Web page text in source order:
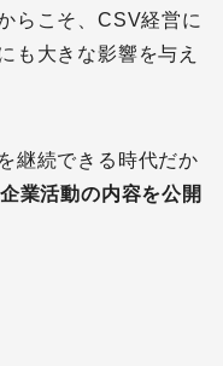
らこそ、CSV経営に
も大きな影響を与え
継続できる時代だか
業活動の内容を公開